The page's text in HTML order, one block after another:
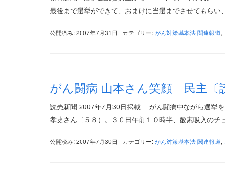
最後まで選挙ができて、おまけに当選までさせてもら
公開済み: 2007年7月31日 カテゴリー:がん対策基本法 関連報道,
がん闘病 山本さん笑顔 民主〔
読売新聞 2007年7月30日掲載 がん闘病中ながら選挙
孝史さん（５８）。３０日午前１０時半、酸素吸入の
公開済み: 2007年7月30日 カテゴリー:がん対策基本法 関連報道,